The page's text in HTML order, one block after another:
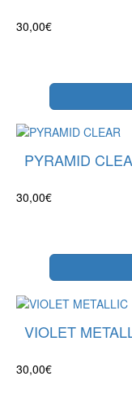
30,00€
PYRAMID
30,00€
VIOLET
30,00€